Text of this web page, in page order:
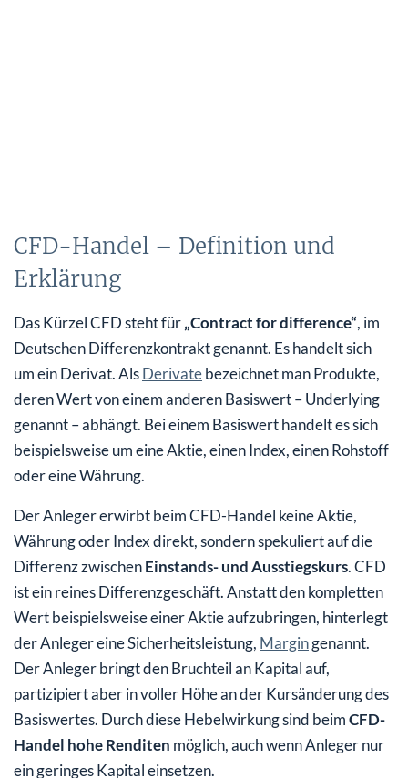
CFD-Handel – Definition und
Erklärung
Das Kürzel CFD steht für„Contract for difference“, im
Deutschen Differenzkontrakt genannt. Es handelt sich
um ein Derivat. AlsDerivatebezeichnet man Produkte,
deren Wert von einem anderen Basiswert – Underlying
genannt – abhängt. Bei einem Basiswert handelt es sich
beispielsweise um eine Aktie, einen Index, einen Rohstoff
oder eine Währung.
Der Anleger erwirbt beim CFD-Handel keine Aktie,
Währung oder Index direkt, sondern spekuliert auf die
Differenz zwischenEinstands- und Ausstiegskurs. CFD
ist ein reines Differenzgeschäft. Anstatt den kompletten
Wert beispielsweise einer Aktie aufzubringen, hinterlegt
der Anleger eine Sicherheitsleistung, Margingenannt.
Der Anleger bringt den Bruchteil an Kapital auf,
partizipiert aber in voller Höhe an der Kursänderung des
Basiswertes. Durch diese Hebelwirkung sind beimCFD-
Handel hohe Renditen möglich, auch wenn Anleger nur
ein geringes Kapital einsetzen.